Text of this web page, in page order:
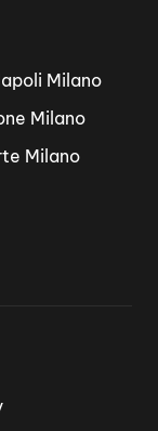
Milano
Milano
Milano